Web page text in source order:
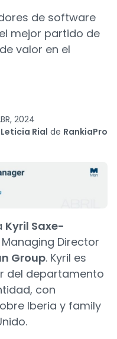
de software
mejor partido de
valor en el
2024
Leticia Rial de RankiaPro
Kyril Saxe-
Director
Group. Kyril es
del departamento
con
Iberia y family